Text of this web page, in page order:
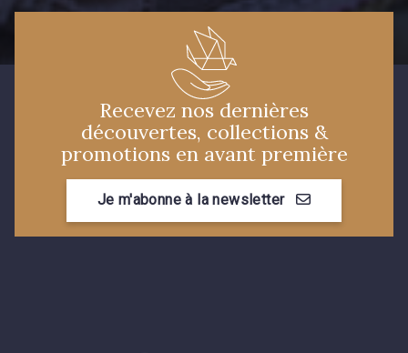
Recevez nos dernières
découvertes, collections &
promotions en avant première
Je m'abonne à la newsletter